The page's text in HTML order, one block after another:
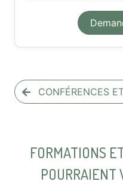
CONFÉRENCES
FORMATIONS
POURRAIENT